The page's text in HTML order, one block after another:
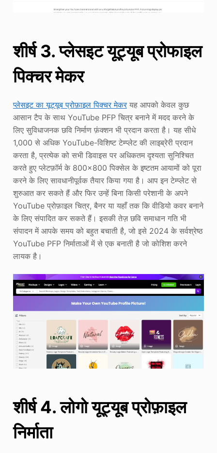
शीर्ष 3. प्लेसइट यूट्यूब प्रोफाइल
पिक्चर मेकर
प्लेसइट का यूट्यूब प्रोफ़ाइल पिक्चर मेकरयह आपको केवल कुछ
आसान टैप के साथ YouTube PFP चित्र बनाने में मदद करने के
लिए सुविधाजनक छवि निर्माण फ़ंक्शन भी प्रदान करता है। यह सीधे
1,000 से अधिक YouTube-विशिष्ट टेम्प्लेट की लाइब्रेरी प्रदान
करता है, प्रत्येक को सभी डिवाइस पर अधिकतम दृश्यता सुनिश्चित
करते हुए प्लेटफ़ॉर्म के 800×800 पिक्सेल के इष्टतम आयामों को पूरा
करने के लिए सावधानीपूर्वक तैयार किया गया है। आप इन टेम्प्लेट से
शुरुआत कर सकते हैं और फिर उन्हें बिना किसी परेशानी के अपने
YouTube प्रोफ़ाइल चित्र, बैनर या यहाँ तक कि वीडियो कवर बनाने
के लिए संपादित कर सकते हैं। इसकी तेज़ छवि समाधान गति भी
संपादन में आपके समय को बहुत बचाती है, जो इसे 2024 के सर्वश्रेष्ठ
YouTube PFP निर्माताओं में से एक बनाती है जो कोशिश करने
लायक है।
शीर्ष 4. लोगो यूट्यूब प्रोफ़ाइल
निर्माता